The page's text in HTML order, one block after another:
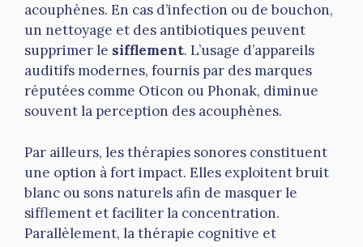
acouphènes. En cas d’infection ou de bouchon,
un nettoyage et des antibiotiques peuvent
supprimer le sifflement. L’usage d’appareils
auditifs modernes, fournis par des marques
réputées comme Oticon ou Phonak, diminue
souvent la perception des acouphènes.
Par ailleurs, les thérapies sonores constituent
une option à fort impact. Elles exploitent bruit
blanc ou sons naturels afin de masquer le
sifflement et faciliter la concentration.
Parallèlement, la thérapie cognitive et